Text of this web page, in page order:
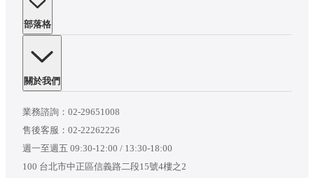
部落格
關於我們
業務諮詢： 02-29651008
售後客服： 02-22262226
週一至週五 09:30-12:00 / 13:30-18:00
100 台北市中正區信義路二段15號4樓之2